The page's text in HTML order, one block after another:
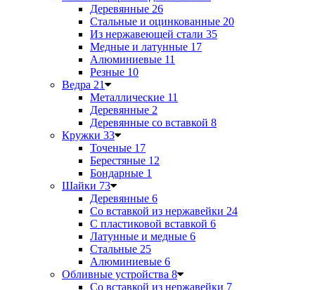
Деревянные 26
Стальные и оцинкованные 20
Из нержавеющей стали 35
Медные и латунные 17
Алюминиевые 11
Резные 10
Ведра 21
Металлические 11
Деревянные 2
Деревянные со вставкой 8
Кружки 33
Точеные 17
Берестяные 12
Бондарные 1
Шайки 73
Деревянные 6
Со вставкой из нержавейки 24
С пластиковой вставкой 6
Латунные и медные 6
Стальные 25
Алюминиевые 6
Обливные устройства 8
Со вставкой из нержавейки 7